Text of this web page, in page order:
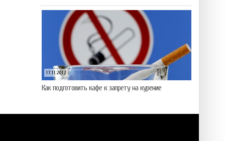
17.11.2012
Как подготовить кафе к запрету на курение